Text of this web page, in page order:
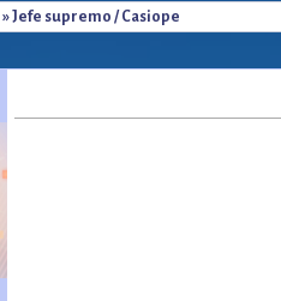
» Jefe supremo / Casiope